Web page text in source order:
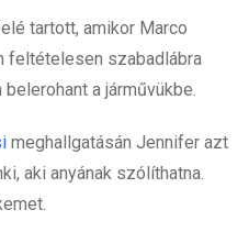
tartott, amikor Marco
feltételesen szabadlábra
a járművükbe.
meghallgatásán Jennifer azt
aki anyának szólíthatna.